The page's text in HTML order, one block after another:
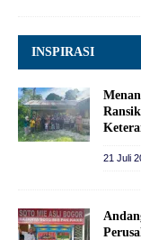
INSPIRASI
21 Juli